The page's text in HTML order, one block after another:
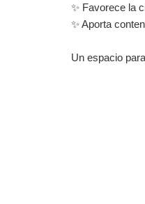
✨ Favorece la
✨ Aporta
Un espacio